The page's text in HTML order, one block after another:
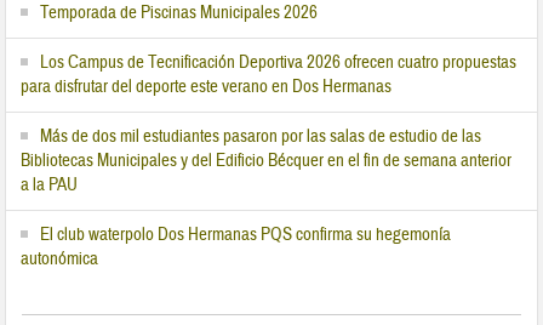
Temporada de Piscinas Municipales 2026
Los Campus de Tecnificación Deportiva 2026 ofrecen cuatro propuestas
para disfrutar del deporte este verano en Dos Hermanas
Más de dos mil estudiantes pasaron por las salas de estudio de las
Bibliotecas Municipales y del Edificio Bécquer en el fin de semana anterior
a la PAU
El club waterpolo Dos Hermanas PQS confirma su hegemonía
autonómica